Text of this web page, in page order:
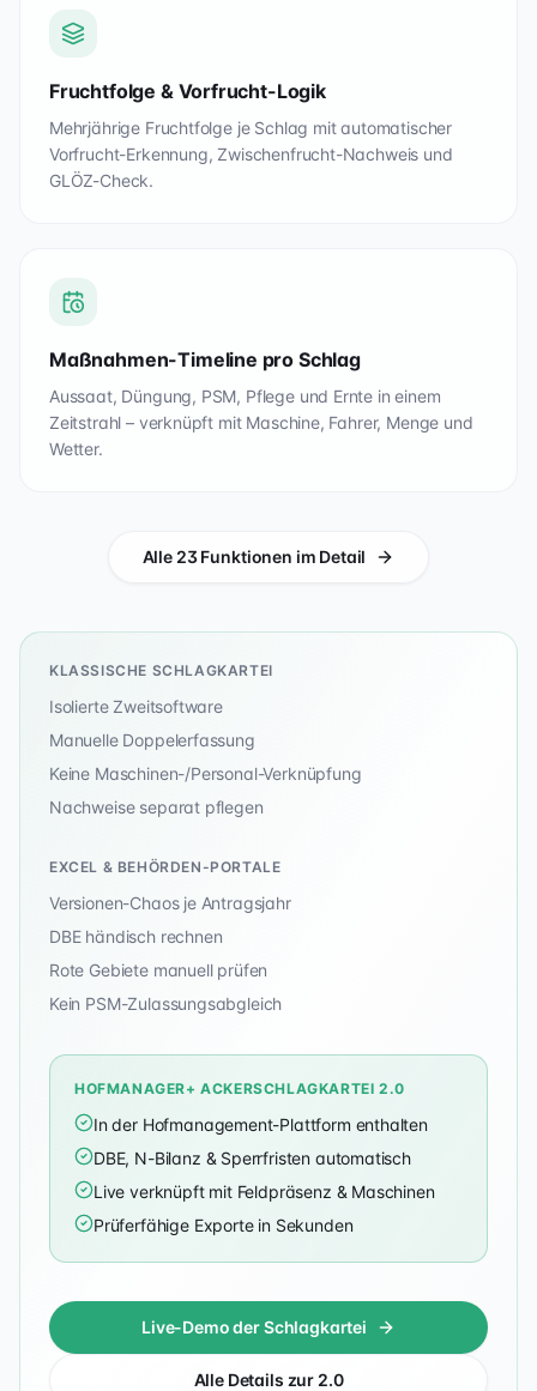
Fruchtfolge & Vorfrucht-Logik
Mehrjährige Fruchtfolge je Schlag mit automatischer
Vorfrucht-Erkennung, Zwischenfrucht-Nachweis und
GLÖZ-Check.
Maßnahmen-Timeline pro Schlag
Aussaat, Düngung, PSM, Pflege und Ernte in einem
Zeitstrahl – verknüpft mit Maschine, Fahrer, Menge und
Wetter.
Alle 23Funktionen im Detail
KLASSISCHE SCHLAGKARTEI
Isolierte Zweitsoftware
Manuelle Doppelerfassung
Keine Maschinen-/Personal-Verknüpfung
Nachweise separat pflegen
EXCEL & BEHÖRDEN-PORTALE
Versionen-Chaos je Antragsjahr
DBE händisch rechnen
Rote Gebiete manuell prüfen
Kein PSM-Zulassungsabgleich
HOFMANAGER+ ACKERSCHLAGKARTEI 2.0
In der Hofmanagement-Plattform enthalten
DBE, N-Bilanz & Sperrfristen automatisch
Live verknüpft mit Feldpräsenz & Maschinen
Prüferfähige Exporte in Sekunden
Live-Demo der Schlagkartei
Alle Details zur 2.0